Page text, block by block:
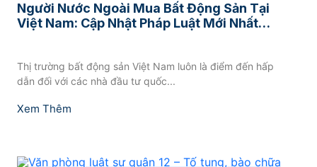
Người Nước Ngoài Mua Bất Động Sản Tại
Việt Nam: Cập Nhật Pháp Luật Mới Nhất
Thị trường bất động sản Việt Nam luôn là điểm đến hấp
dẫn đối với các nhà đầu tư quốc...
Xem Thêm